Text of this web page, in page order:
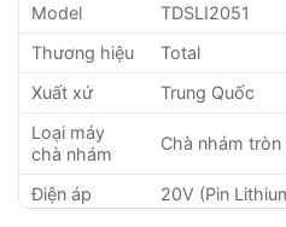
Model
TDSLI2051
Thương hiệu
Total
Xuất xứ
Trung Quốc
Loại máy
chà nhám
Chà nhám
Điện áp
20V (Pin